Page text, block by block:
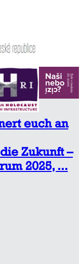
euch an
Zukunft –
2025, ...